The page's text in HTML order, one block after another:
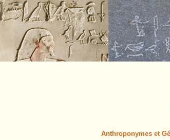
Anthroponymes et